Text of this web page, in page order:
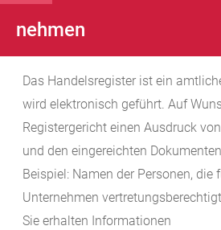
nehmen
Das Handelsregister ist ein
wird elektronisch geführt. Auf
Registergericht einen Ausdruck
und den eingereichten
Beispiel: Namen der Personen, die
Unternehmen
Sie erhalten Informationen